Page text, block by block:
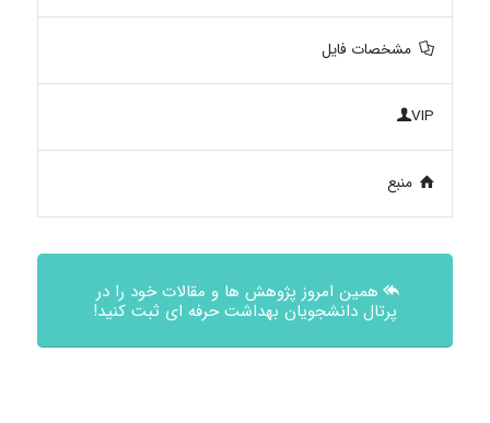
مشخصات فایل
VIP
منبع
همین امروز پژوهش ها و مقالات خود را در
پرتال دانشجویان بهداشت حرفه ای ثبت کنید!